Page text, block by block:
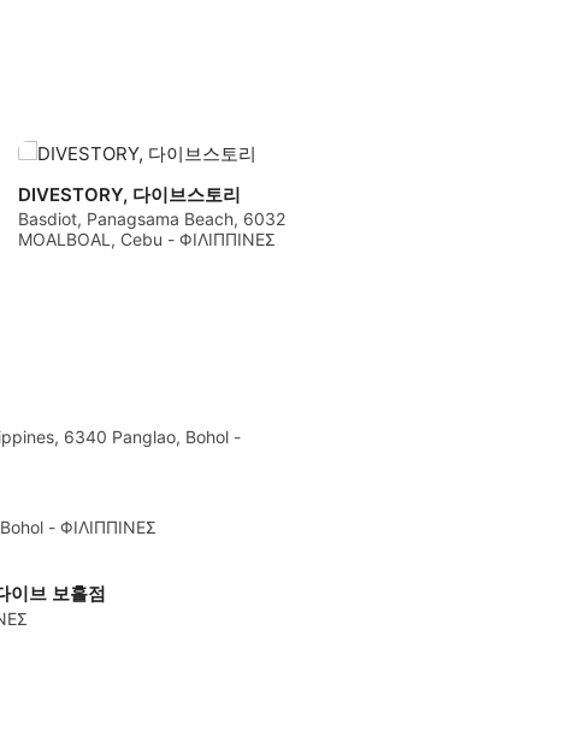
DIVESTORY, 다이브스토리
Basdiot, Panagsama Beach, 6032
MOALBOAL, Cebu - ΦΙΛΙΠΠΙΝΕΣ
6340 Panglao, Bohol -
- ΦΙΛΙΠΠΙΝΕΣ
이브 보홀점